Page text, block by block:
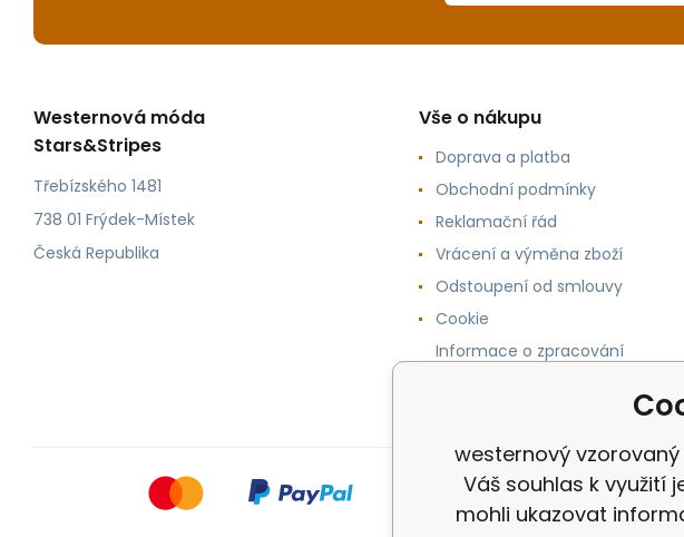
Westernová móda
Stars&Stripes
Třebízského 1481
738 01 Frýdek-Místek
Česká Republika
Vše o nákupu
Doprava a platba
Obchodní podmínky
Reklamační řád
Vrácení a výměna zboží
Odstoupení od smlouvy
Cookie
Informace o zpracování
westernový
Váš souhlas k využití
mohli ukazovat